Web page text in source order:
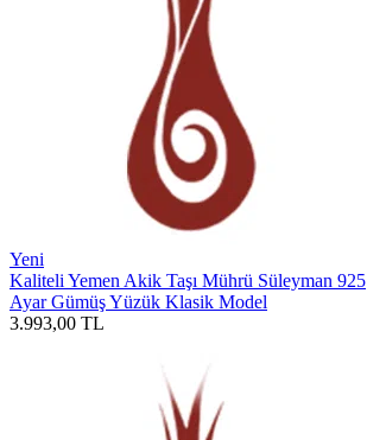
Yeni
Kaliteli Yemen Akik Taşı Mührü Süleyman 925
Ayar Gümüş Yüzük Klasik Model
3.993,00 TL